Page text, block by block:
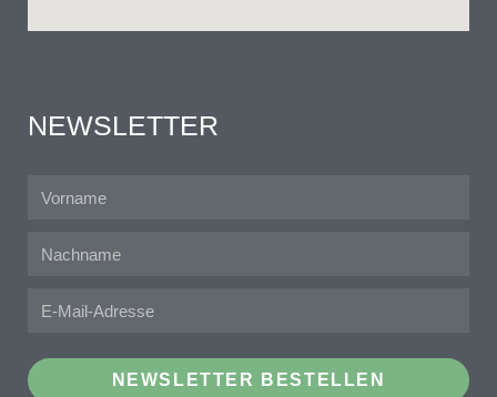
NEWSLETTER
NEWSLETTER BESTELLEN